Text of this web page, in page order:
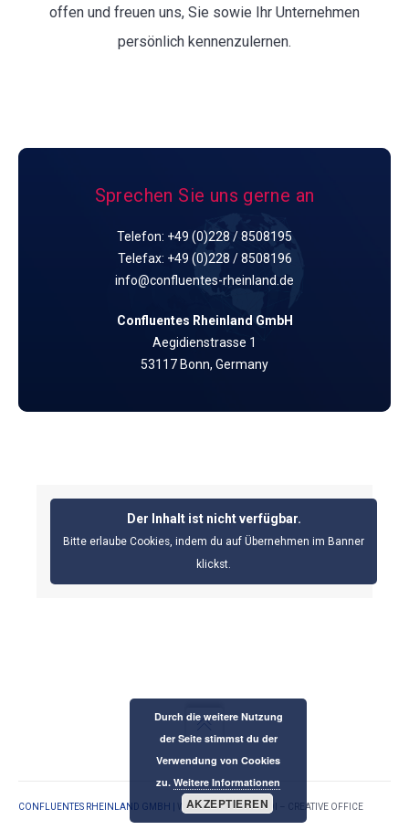
offen und freuen uns, Sie sowie Ihr Unternehmen
persönlich kennenzulernen.
Sprechen Sie uns gerne an
Telefon: +49 (0)228 / 8508195
Telefax: +49 (0)228 / 8508196
info@confluentes-rheinland.de
Confluentes Rheinland GmbH
Aegidienstrasse 1
53117 Bonn, Germany
Der Inhalt ist nicht verfügbar.
Bitte erlaube Cookies, indem du auf Übernehmen im Banner
klickst.
CONFLUENTES RHEINLAND GMBH | WEBDESIGN: BERSALDI – CREATIVE OFFICE
Durch die weitere Nutzung
der Seite stimmst du der
Verwendung von Cookies
zu. Weitere Informationen
AKZEPTIEREN